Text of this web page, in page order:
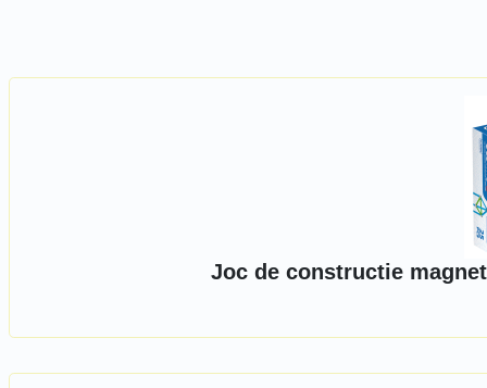
Joc de constructie